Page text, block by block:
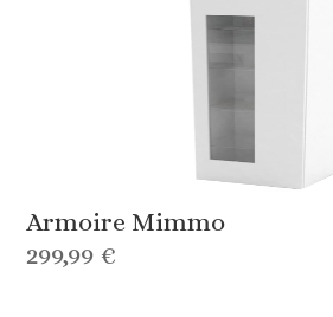
Armoire Mimmo
299,99 €